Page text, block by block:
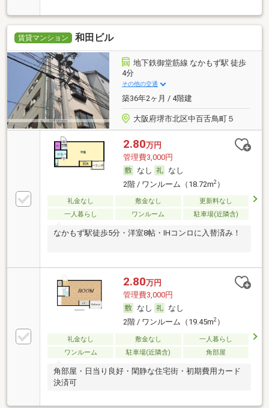
賃貸マンション 和田ビル
地下鉄御堂筋線 なかもず駅 徒歩
4分
その他の交通
築36年2ヶ月 / 4階建
大阪府堺市北区中百舌鳥町５
2.80万円
管理費3,000円
なし
なし
2階 / ワンルーム（18.72m2）
礼金なし 敷金なし
更新料なし
一人暮らし
ワンルーム 駐車場(近隣含)
なかもず駅徒歩5分・洋室8帖・IHコンロに入替済み！
2.80万円
管理費3,000円
なし
なし
2階 / ワンルーム（19.45m2）
礼金なし 敷金なし
一人暮らし
ワンルーム
駐車場(近隣含) 角部屋
角部屋・日当り良好・閑静な住宅街・初期費用カード
決済可